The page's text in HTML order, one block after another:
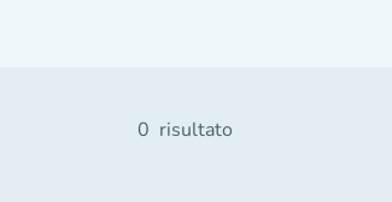
0 risultato